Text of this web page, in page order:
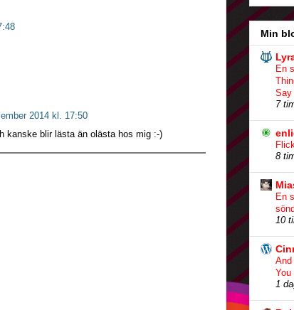
2014 kl. 17:50
kanske blir lästa än olästa hos mig :-)
Min
En
Say
7
8
En
10
And
You
1